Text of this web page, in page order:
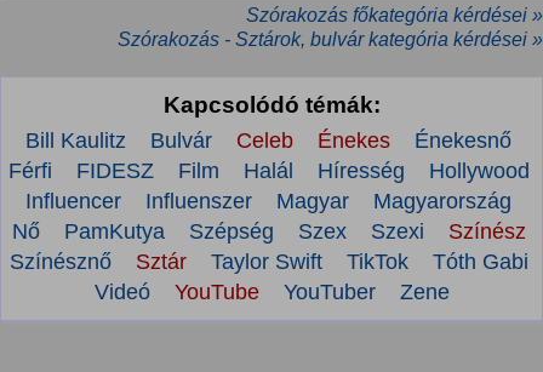
Szórakozás főkategória kérdései »
Szórakozás - Sztárok, bulvár kategória kérdései »
Kapcsolódó témák:
Bill Kaulitz Bulvár Celeb Énekes
Énekesnő
Férfi
FIDESZ Film Halál Híresség
Hollywood
Influencer
Influenszer Magyar
Magyarország
Nő
PamKutya Szépség Szex Szexi
Színész
Színésznő
Sztár Taylor Swift TikTok
Tóth Gabi
Videó
YouTube YouTuber Zene